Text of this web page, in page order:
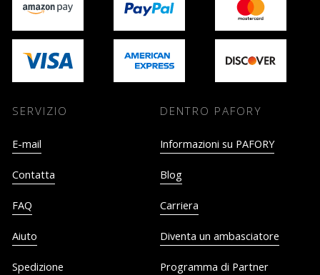
SERVIZIO
E-mail
Contatta
FAQ
Aiuto
Spedizione
DENTRO PAFORY
Informazioni su PAFORY
Blog
Carriera
Diventa un ambasciatore
Programma di Partner